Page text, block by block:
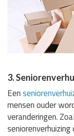
3.
Een
mensen ouder
veranderingen.